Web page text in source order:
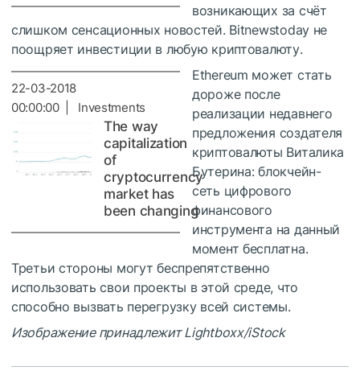
возникающих за счёт
слишком сенсационных новостей. Bitnewstoday не
поощряет инвестиции в любую криптовалюту.
22-03-2018
00:00:00 | Investments
The way
capitalization
of
cryptocurrency
market has
been changing
Ethereum может стать
дороже после
реализации недавнего
предложения создателя
криптовалюты Виталика
Бутерина: блокчейн-
сеть цифрового
финансового
инструмента на данный
момент бесплатна.
Третьи стороны могут беспрепятственно
использовать свои проекты в этой среде, что
способно вызвать перегрузку всей системы.
Изображение принадлежит Lightboxx/iStock